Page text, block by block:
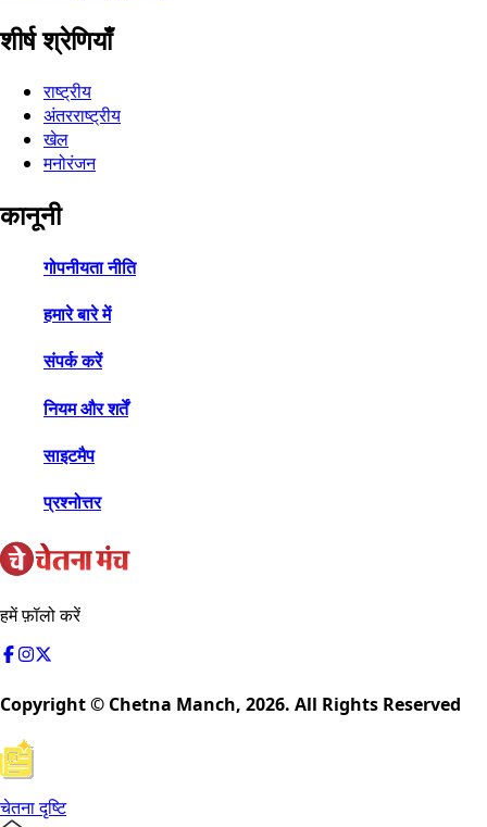
शीर्ष श्रेणियाँ
राष्ट्रीय
अंतरराष्ट्रीय
खेल
मनोरंजन
कानूनी
गोपनीयता नीति
हमारे बारे में
संपर्क करें
नियम और शर्तें
साइटमैप
प्रश्नोत्तर
हमें फ़ॉलो करें
Copyright © Chetna Manch, 2026. All Rights Reserved
चेतना दृष्टि